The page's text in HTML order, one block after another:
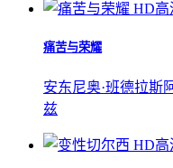
HD高
痛苦与荣耀
安东尼奥·班德拉斯
兹
HD高